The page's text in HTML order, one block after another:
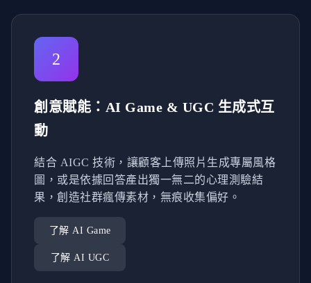
2
創意賦能：AI Game & UGC 生成式互
動
結合 AIGC 技術，讓顧客上傳照片生成專屬風格
圖，或是依據回答產出獨一無二的心理測驗結
果，創造社群瘋傳素材，無痕收集偏好。
了解 AI Game
了解 AI UGC